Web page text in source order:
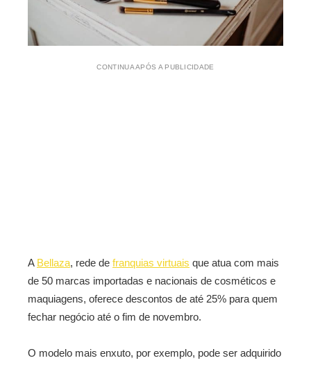
CONTINUA APÓS A PUBLICIDADE
A Bellaza, rede de franquias virtuais que atua com mais
de 50 marcas importadas e nacionais de cosméticos e
maquiagens, oferece descontos de até 25% para quem
fechar negócio até o fim de novembro.
O modelo mais enxuto, por exemplo, pode ser adquirido